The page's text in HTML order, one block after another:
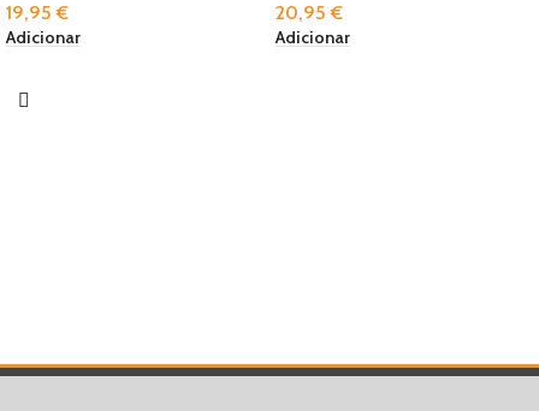
19,95€
Adicionar
20,95€
Adicionar